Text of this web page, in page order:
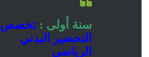
سنة أولى : تخصص
التحضير البدني
الرياضي